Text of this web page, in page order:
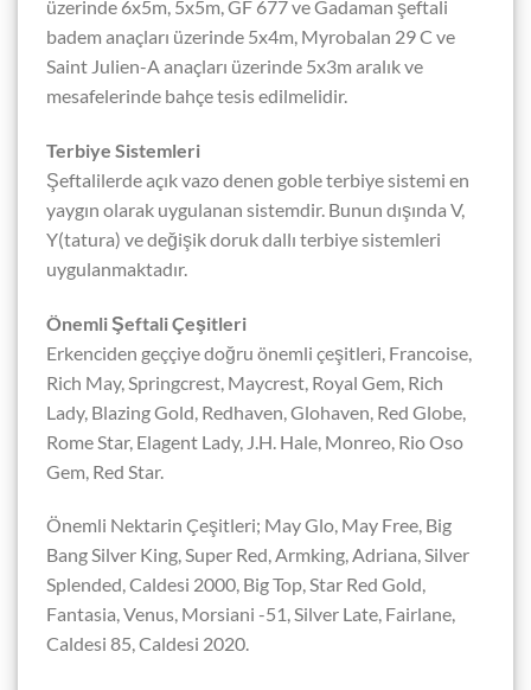
üzerinde 6x5m, 5x5m, GF 677 ve Gadaman şeftali
badem anaçları üzerinde 5x4m, Myrobalan 29 C ve
Saint Julien-A anaçları üzerinde 5x3m aralık ve
mesafelerinde bahçe tesis edilmelidir.
Terbiye Sistemleri
Şeftalilerde açık vazo denen goble terbiye sistemi en
yaygın olarak uygulanan sistemdir. Bunun dışında V,
Y(tatura) ve değişik doruk dallı terbiye sistemleri
uygulanmaktadır.
Önemli Şeftali Çeşitleri
Erkenciden geççiye doğru önemli çeşitleri, Francoise,
Rich May, Springcrest, Maycrest, Royal Gem, Rich
Lady, Blazing Gold, Redhaven, Glohaven, Red Globe,
Rome Star, Elagent Lady, J.H. Hale, Monreo, Rio Oso
Gem, Red Star.
Önemli Nektarin Çeşitleri; May Glo, May Free, Big
Bang Silver King, Super Red, Armking, Adriana, Silver
Splended, Caldesi 2000, Big Top, Star Red Gold,
Fantasia, Venus, Morsiani -51, Silver Late, Fairlane,
Caldesi 85, Caldesi 2020.